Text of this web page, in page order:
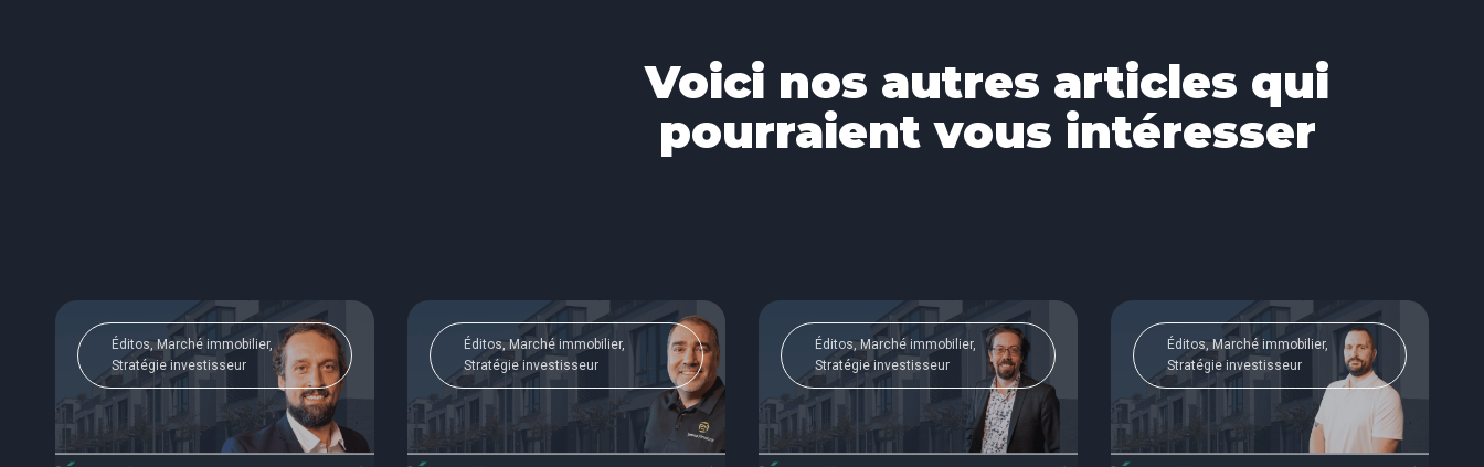
Voici nos autres articles qui
pourraient vous intéresser
Éditos, Marché immobilier,
Stratégie investisseur
Éditos, Marché immobilier,
Stratégie investisseur
Éditos, Marché immobilier,
Stratégie investisseur
Éditos, Marché immobilier,
Stratégie investisseur